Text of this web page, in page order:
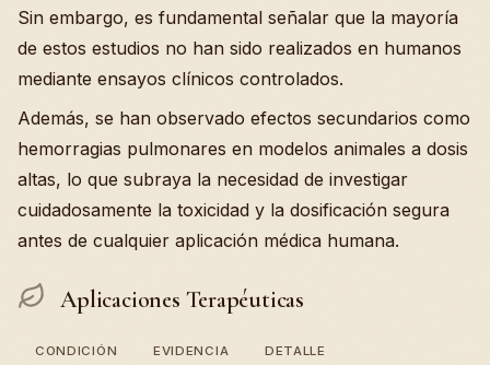
Sin embargo, es fundamental señalar que la mayoría
de estos estudios no han sido realizados en humanos
mediante ensayos clínicos controlados.
Además, se han observado efectos secundarios como
hemorragias pulmonares en modelos animales a dosis
altas, lo que subraya la necesidad de investigar
cuidadosamente la toxicidad y la dosificación segura
antes de cualquier aplicación médica humana.
Aplicaciones Terapéuticas
CONDICIÓN EVIDENCIA DETALLE